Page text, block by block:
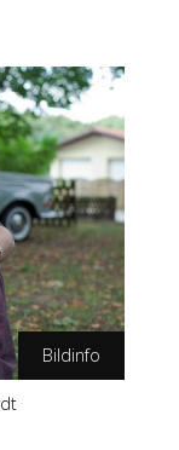
Bildinfo
Vaccaro